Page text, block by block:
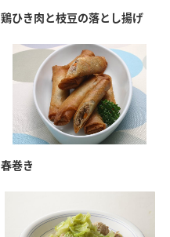
鶏ひき肉と枝豆の落とし揚げ
春巻き